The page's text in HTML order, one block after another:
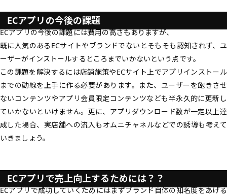
ECアプリの今後の課題
ECアプリの今後の課題には費用の高さもありますが、
既に人気のあるECサイトやブランドでないとそもそも認知されず、ユ
ーザーがインストールするところまでいかないという点です。
この課題を解決するには店舗施策やECサイト上でアプリインストール
までの動線を上手に作る必要があります。また、ユーザーを飽きさせ
ないコンテンツやアプリ会員限定コンテンツなども半永久的に更新し
ていかないといけません。更に、アプリダウンロード数が一定以上達
成した場合、実店舗への流入もオムニチャネルなどでの誘導も考えて
いきましょう。
ECアプリで売上向上するためには？？
ECアプリで成功していくためにはまずブランド自体の知名度をあげる